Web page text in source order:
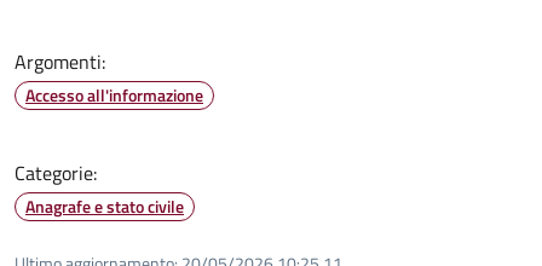
Argomenti:
Accesso all'informazione
Categorie:
Anagrafe e stato civile